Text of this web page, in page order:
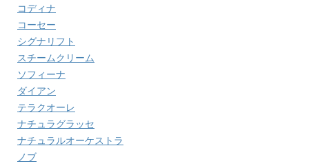
コディナ
コーセー
シグナリフト
スチームクリーム
ソフィーナ
ダイアン
テラクオーレ
ナチュラグラッセ
ナチュラルオーケストラ
ノブ